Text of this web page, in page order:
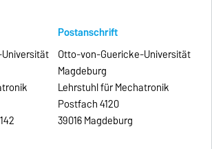
Postanschrift
Otto-von-Guericke-Universität
Magdeburg
Lehrstuhl für Mechatronik
Postfach 4120
39016 Magdeburg